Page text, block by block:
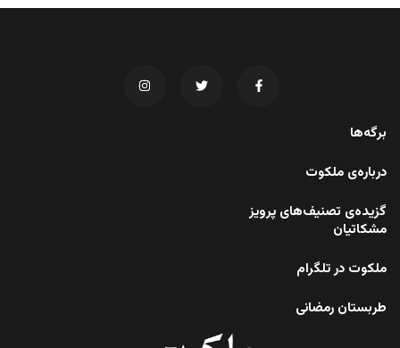
برگه‌ها
درباره‌ی ملکوت
گزیده‌ی تصنیف‌های پرویز
مشکاتیان
ملکوت در تلگرام
طربستان رمضانی